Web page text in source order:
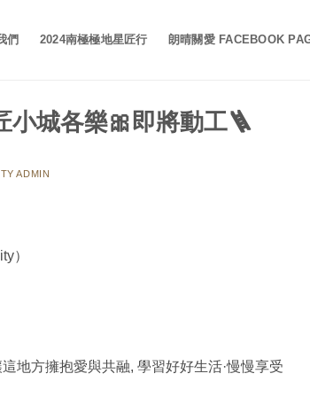
們 2024南極極地星匠行 朗晴關愛 FACEBOOK
小城各樂🎀即將動工🪜
ADMIN
）
地方擁抱愛與共融, 學習好好生活·慢慢享受